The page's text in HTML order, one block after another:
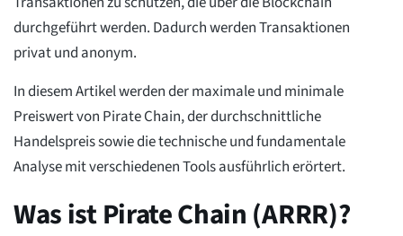
durchgeführt werden. Dadurch werden Transaktionen
privat und anonym.
In diesem Artikel werden der maximale und minimale
Preiswert von Pirate Chain, der durchschnittliche
Handelspreis sowie die technische und fundamentale
Analyse mit verschiedenen Tools ausführlich erörtert.
Was ist Pirate Chain (ARRR)?